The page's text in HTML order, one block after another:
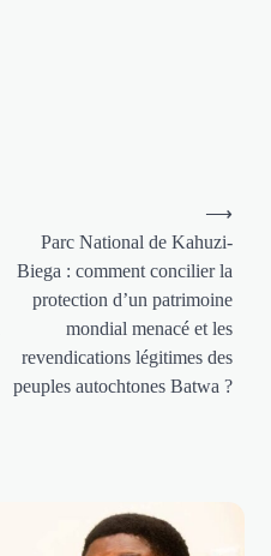
Parc National de Kahuzi-
Biega : comment concilier la
protection d’un patrimoine
mondial menacé et les
revendications légitimes des
peuples autochtones Batwa ?
⟶